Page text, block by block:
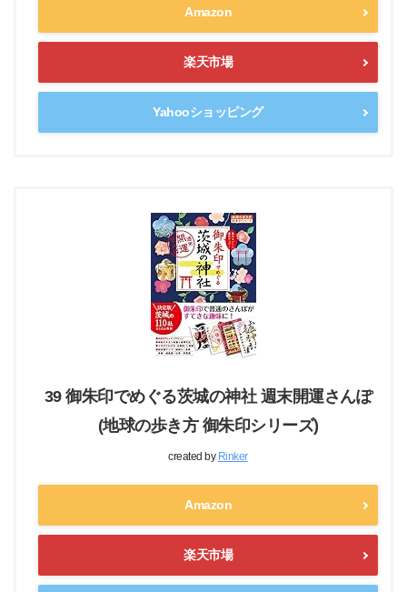
Amazon
楽天市場
Yahooショッピング
39 御朱印でめぐる茨城の神社 週末開運さんぽ
(地球の歩き方 御朱印シリーズ)
created by Rinker
Amazon
楽天市場